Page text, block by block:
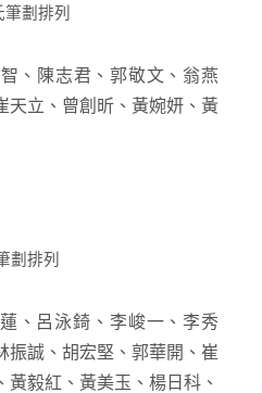
劃排列
、陳志君、郭敬文、翁燕
天立、曾創昕、黃婉妍、黃
劃排列
、呂泳錡、李峻一、李秀
振誠、胡宏堅、郭華開、崔
毅紅、黃美玉、楊日科、